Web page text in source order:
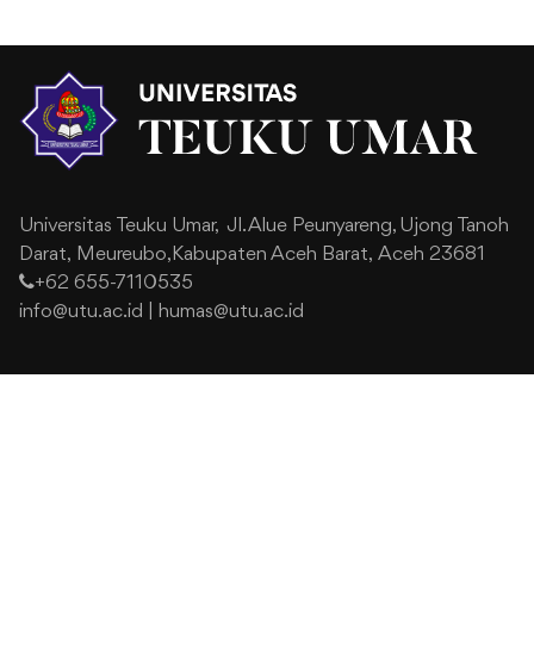
Universitas Teuku Umar, Jl. Alue Peunyareng, Ujong Tanoh
Darat, Meureubo,Kabupaten Aceh Barat, Aceh 23681
+62 655-7110535
info@utu.ac.id
humas@utu.ac.id